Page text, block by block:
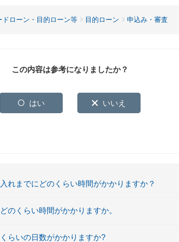
ドローン・目的ローン等 目的ローン 申込み・審査
この内容は参考になりましたか？
はい いいえ
れまでにどのくらい時間がかかりますか？
のくらい時間がかかりますか。
らいの日数がかかりますか?